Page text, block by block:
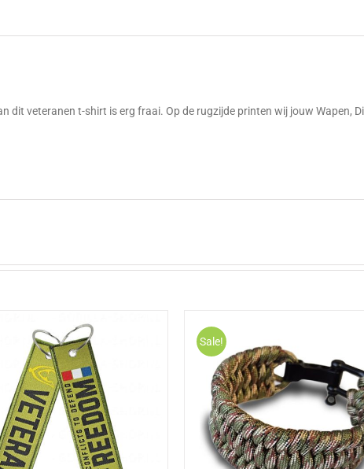
dit veteranen t-shirt is erg fraai. Op de rugzijde printen wij jouw Wapen,
Sale!